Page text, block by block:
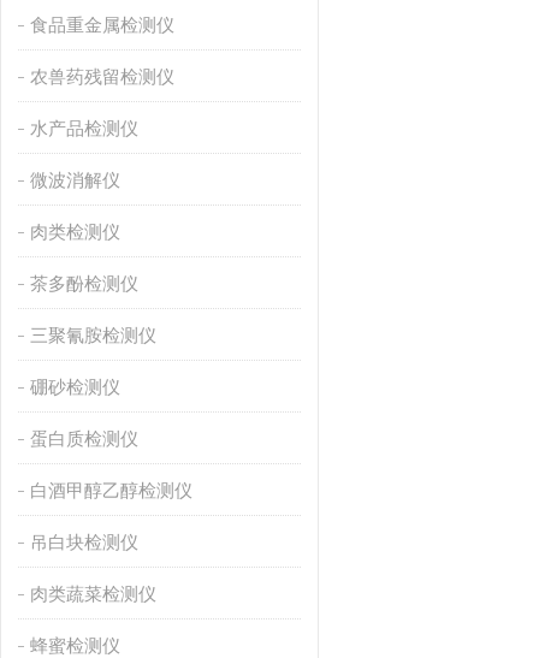
食品重金属检测仪
农兽药残留检测仪
水产品检测仪
微波消解仪
肉类检测仪
茶多酚检测仪
三聚氰胺检测仪
硼砂检测仪
蛋白质检测仪
白酒甲醇乙醇检测仪
吊白块检测仪
肉类蔬菜检测仪
蜂蜜检测仪